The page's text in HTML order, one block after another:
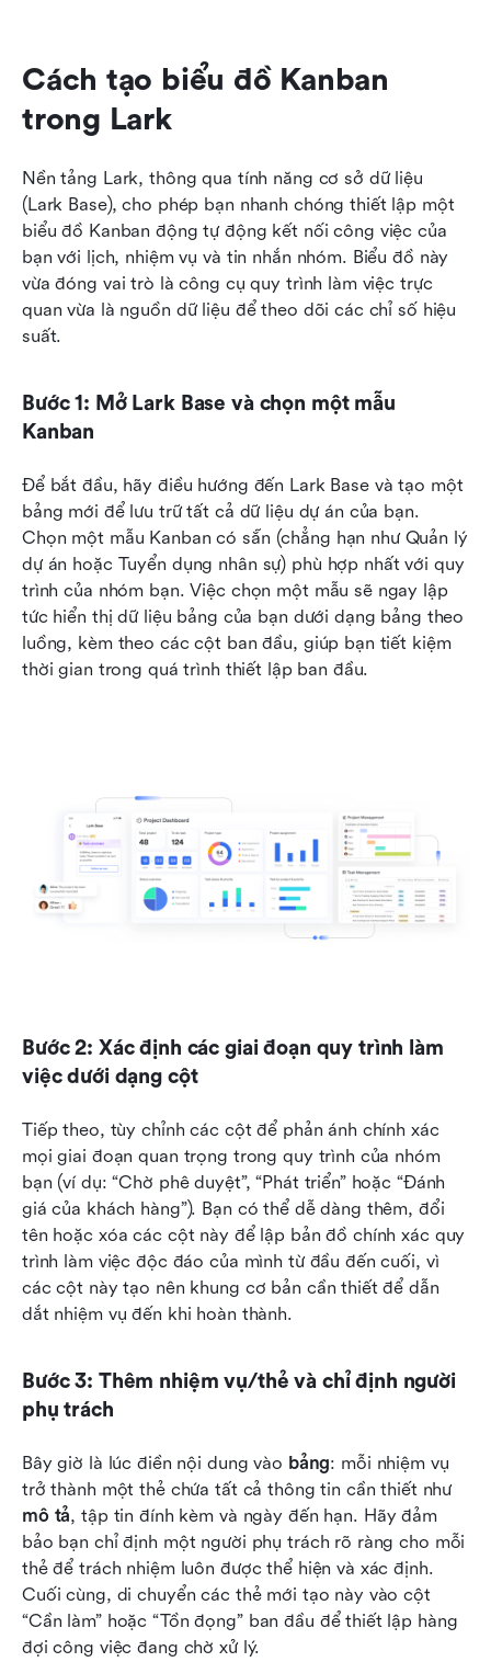
Cách tạo biểu đồ Kanban
trong Lark
Nền tảng Lark, thông qua tính năng cơ sở dữ liệu
(Lark Base), cho phép bạn nhanh chóng thiết lập một
biểu đồ Kanban động tự động kết nối công việc của
bạn với lịch, nhiệm vụ và tin nhắn nhóm. Biểu đồ này
vừa đóng vai trò là công cụ quy trình làm việc trực
quan vừa là nguồn dữ liệu để theo dõi các chỉ số hiệu
suất.
Bước 1: Mở Lark Base và chọn một mẫu
Kanban
Để bắt đầu, hãy điều hướng đến Lark Base và tạo một
bảng mới để lưu trữ tất cả dữ liệu dự án của bạn.
Chọn một mẫu Kanban có sẵn (chẳng hạn như Quản lý
dự án hoặc Tuyển dụng nhân sự) phù hợp nhất với quy
trình của nhóm bạn. Việc chọn một mẫu sẽ ngay lập
tức hiển thị dữ liệu bảng của bạn dưới dạng bảng theo
luồng, kèm theo các cột ban đầu, giúp bạn tiết kiệm
thời gian trong quá trình thiết lập ban đầu.
Bước 2: Xác định các giai đoạn quy trình làm
việc dưới dạng cột
Tiếp theo, tùy chỉnh các cột để phản ánh chính xác
mọi giai đoạn quan trọng trong quy trình của nhóm
bạn (ví dụ: “Chờ phê duyệt”, “Phát triển” hoặc “Đánh
giá của khách hàng”). Bạn có thể dễ dàng thêm, đổi
tên hoặc xóa các cột này để lập bản đồ chính xác quy
trình làm việc độc đáo của mình từ đầu đến cuối, vì
các cột này tạo nên khung cơ bản cần thiết để dẫn
dắt nhiệm vụ đến khi hoàn thành.
Bước 3: Thêm nhiệm vụ/thẻ và chỉ định người
phụ trách
Bây giờ là lúc điền nội dung vào bảng: mỗi nhiệm vụ
trở thành một thẻ chứa tất cả thông tin cần thiết như
mô tả, tập tin đính kèm và ngày đến hạn. Hãy đảm
bảo bạn chỉ định một người phụ trách rõ ràng cho mỗi
thẻ để trách nhiệm luôn được thể hiện và xác định.
Cuối cùng, di chuyển các thẻ mới tạo này vào cột
“Cần làm” hoặc “Tồn đọng” ban đầu để thiết lập hàng
đợi công việc đang chờ xử lý.